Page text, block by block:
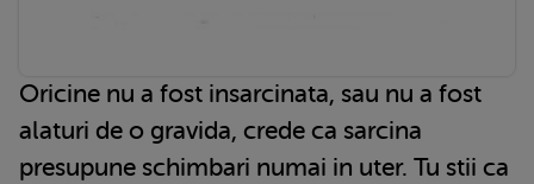
Oricine nu a fost insarcinata, sau nu a fost
alaturi de o gravida, crede ca sarcina
presupune schimbari numai in uter. Tu stii ca